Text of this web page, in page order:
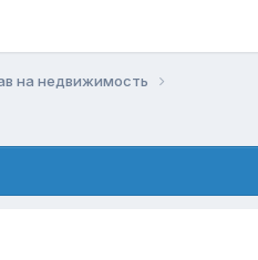
на недвижимость